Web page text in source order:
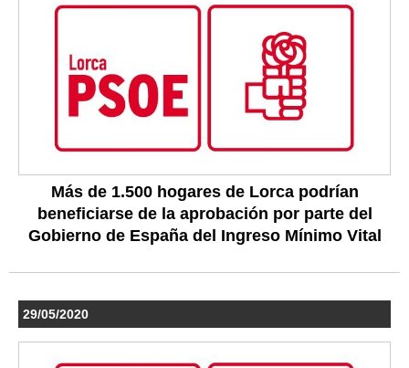
Más de 1.500 hogares de Lorca podrían
beneficiarse de la aprobación por parte del
Gobierno de España del Ingreso Mínimo Vital
29/05/2020